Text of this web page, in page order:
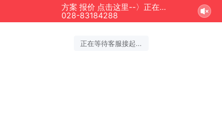
方案 报价 点击这里--〉正在为您服务
028-83184288
正在等待客服接起...